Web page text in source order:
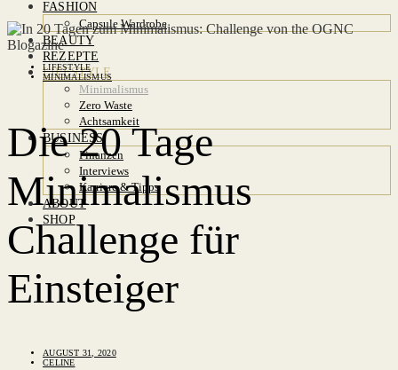
FASHION
Capsule Wardrobe
BEAUTY
REZEPTE
LIFESTYLE
Minimalismus
Zero Waste
Achtsamkeit
BUSINESS
Finanzen
Interviews
Karriere & Tipps
ABOUT
SHOP
LIFESTYLE
MINIMALISMUS
Die 20 Tage
Minimalismus
Challenge für
Einsteiger
AUGUST 31, 2020
CELINE